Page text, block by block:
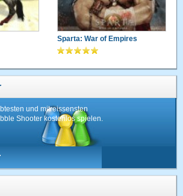
Sparta: War of Empires
und mitreissensten
Shooter kostenlos spielen.